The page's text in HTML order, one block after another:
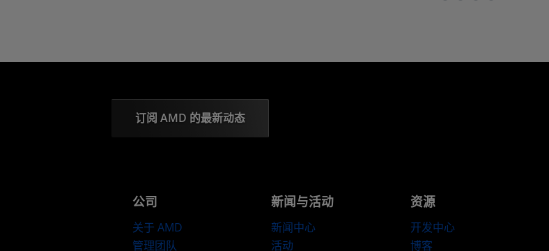
订阅 AMD 的最新动态
公司
关于 AMD
管理团队
新闻与活动
新闻中心
活动
资源
开发中心
博客